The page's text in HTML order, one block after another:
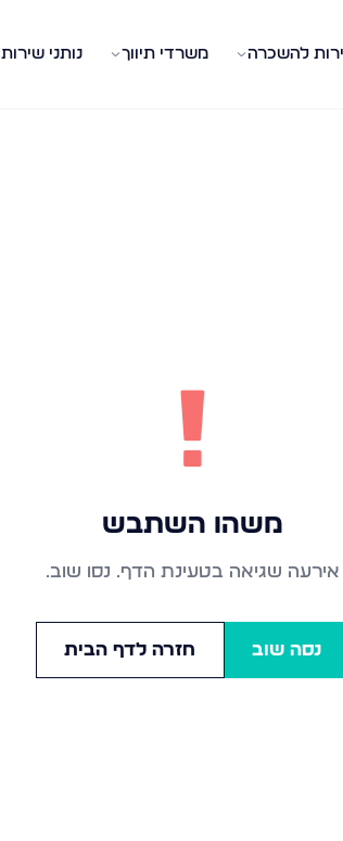
להשכרה משרדי תיווך נותני שירות
!
משהו השתבש
אירעה שגיאה בטעינת הדף. נסו שוב.
נסה שוב חזרה לדף הבית